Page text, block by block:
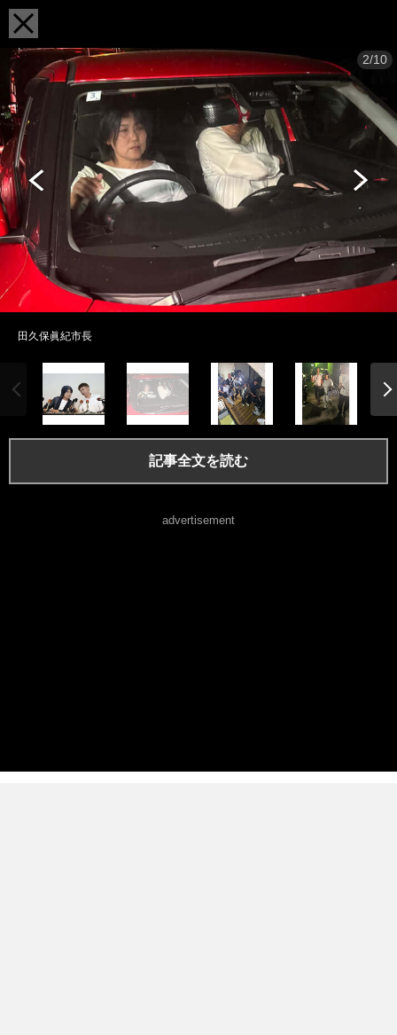
2/10
田久保眞紀市長
記事全文を読む
advertisement